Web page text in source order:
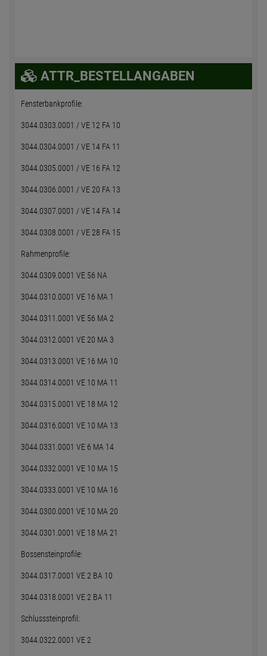
ATTR_BESTELLANGABEN
Fensterbankprofile:
3044.0303.0001 / VE 12 FA 10
3044.0304.0001 / VE 14 FA 11
3044.0305.0001 / VE 16 FA 12
3044.0306.0001 / VE 20 FA 13
3044.0307.0001 / VE 14 FA 14
3044.0308.0001 / VE 28 FA 15
Rahmenprofile:
3044.0309.0001 VE 56 NA
3044.0310.0001 VE 16 MA 1
3044.0311.0001 VE 56 MA 2
3044.0312.0001 VE 20 MA 3
3044.0313.0001 VE 16 MA 10
3044.0314.0001 VE 10 MA 11
3044.0315.0001 VE 18 MA 12
3044.0316.0001 VE 10 MA 13
3044.0331.0001 VE 6 MA 14
3044.0332.0001 VE 10 MA 15
3044.0333.0001 VE 10 MA 16
3044.0300.0001 VE 10 MA 20
3044.0301.0001 VE 18 MA 21
Bossensteinprofile:
3044.0317.0001 VE 2 BA 10
3044.0318.0001 VE 2 BA 11
Schlusssteinprofil:
3044.0322.0001 VE 2